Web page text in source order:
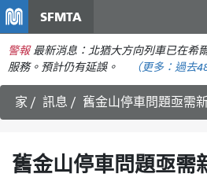
主
要
內
容
SFMTA
警報 最新消息：北猶大方向列車已在希
服務。預計仍有延誤。
（更多： 過去
家 訊息 舊金山停車問題亟需
舊金山停車問題亟需